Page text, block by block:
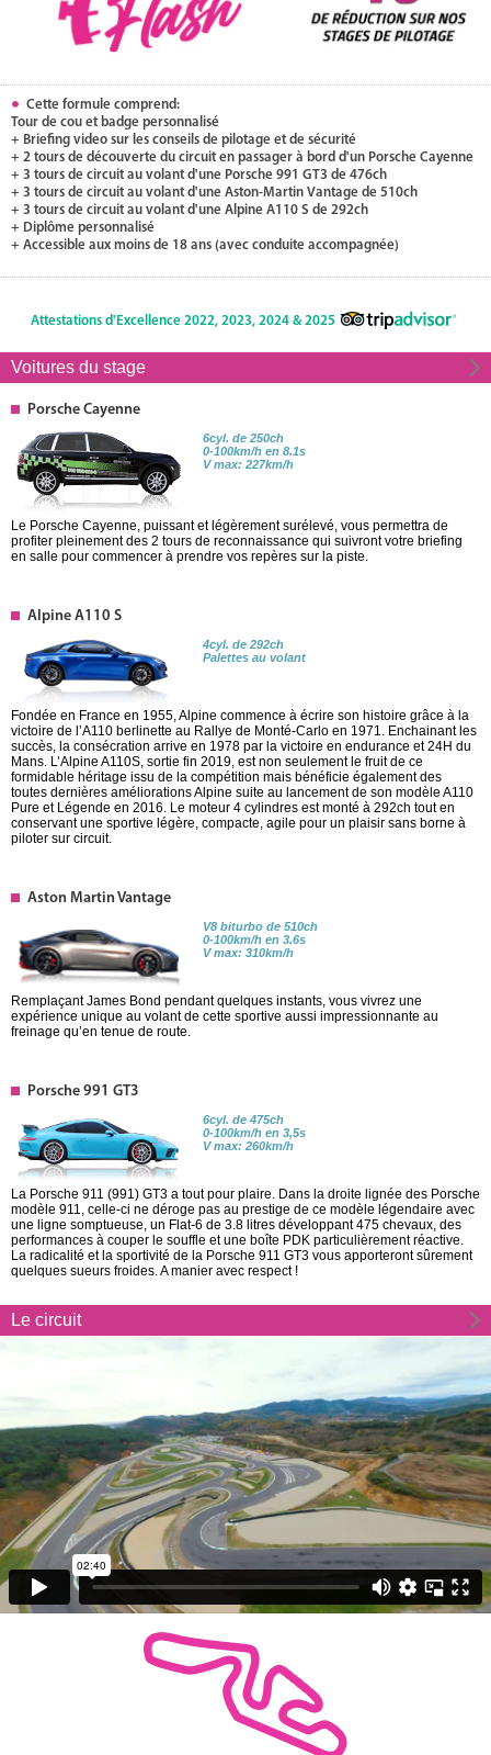
Cette formule comprend:
Tour de cou et badge personnalisé
+ Briefing video sur les conseils de pilotage et de sécurité
+ 2 tours de découverte du circuit en passager à bord d'un Porsche Cayenne
+ 3 tours de circuit au volant d'une Porsche 991 GT3 de 476ch
+ 3 tours de circuit au volant d'une Aston-Martin Vantage de 510ch
+ 3 tours de circuit au volant d'une Alpine A110 S de 292ch
+ Diplôme personnalisé
+ Accessible aux moins de 18 ans (avec conduite accompagnée)
Attestations d'Excellence 2022, 2023, 2024 & 2025
Voitures du stage
Porsche Cayenne
6cyl. de 250ch
0-100km/h en 8.1s
V max: 227km/h
Le Porsche Cayenne, puissant et légèrement surélevé, vous permettra de
profiter pleinement des 2 tours de reconnaissance qui suivront votre briefing
en salle pour commencer à prendre vos repères sur la piste.
Alpine A110 S
4cyl. de 292ch
Palettes au volant
Fondée en France en 1955, Alpine commence à écrire son histoire grâce à la
victoire de l’A110 berlinette au Rallye de Monté-Carlo en 1971. Enchainant les
succès, la consécration arrive en 1978 par la victoire en endurance et 24H du
Mans. L’Alpine A110S, sortie fin 2019, est non seulement le fruit de ce
formidable héritage issu de la compétition mais bénéficie également des
toutes dernières améliorations Alpine suite au lancement de son modèle A110
Pure et Légende en 2016. Le moteur 4 cylindres est monté à 292ch tout en
conservant une sportive légère, compacte, agile pour un plaisir sans borne à
piloter sur circuit.
Aston Martin Vantage
V8 biturbo de 510ch
0-100km/h en 3.6s
V max: 310km/h
Remplaçant James Bond pendant quelques instants, vous vivrez une
expérience unique au volant de cette sportive aussi impressionnante au
freinage qu’en tenue de route.
Porsche 991 GT3
6cyl. de 475ch
0-100km/h en 3,5s
V max: 260km/h
La Porsche 911 (991) GT3 a tout pour plaire. Dans la droite lignée des Porsche
modèle 911, celle-ci ne déroge pas au prestige de ce modèle légendaire avec
une ligne somptueuse, un Flat-6 de 3.8 litres développant 475 chevaux, des
performances à couper le souffle et une boîte PDK particulièrement réactive.
La radicalité et la sportivité de la Porsche 911 GT3 vous apporteront sûrement
quelques sueurs froides. A manier avec respect !
Le circuit